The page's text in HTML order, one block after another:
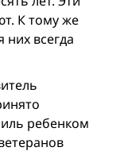
К тому же
них всегда
ребенком